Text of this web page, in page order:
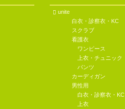
unite
白衣・診察衣・KC
スクラブ
看護衣
ワンピース
上衣・チュニック
パンツ
カーディガン
男性用
白衣・診察衣・KC
上衣